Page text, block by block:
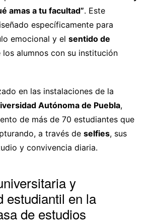
amas a tu facultad”. Este
específicamente para
emocional y el sentido de
alumnos con su institución
en las instalaciones de la
Autónoma de Puebla,
de más de 70 estudiantes que
a través de selfies, sus
y convivencia diaria.
y
estudiantil en la
de estudios